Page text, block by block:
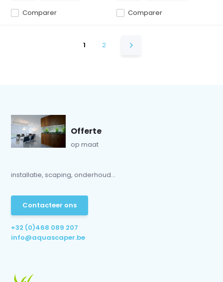
Comparer Comparer
1 2
Offerte
op maat
installatie, scaping, onderhoud...
Contacteer ons
+32 (0)468 089 207
info@aquascaper.be